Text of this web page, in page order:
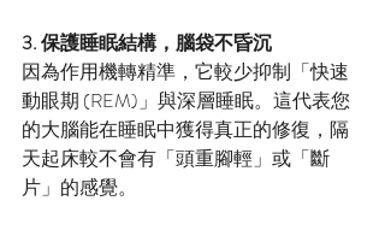
3. 保護睡眠結構，腦袋不昏沉
因為作用機轉精準，它較少抑制「快速
動眼期 (REM)」與深層睡眠。這代表您
的大腦能在睡眠中獲得真正的修復，隔
天起床較不會有「頭重腳輕」或「斷
片」的感覺。